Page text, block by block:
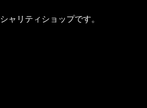
ャリティショップです。